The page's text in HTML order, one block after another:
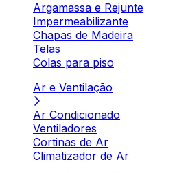
Argamassa e Rejunte
Impermeabilizante
Chapas de Madeira
Telas
Colas para piso
Ar e Ventilação
Ar Condicionado
Ventiladores
Cortinas de Ar
Climatizador de Ar